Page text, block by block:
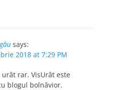
says:
2018 at 7:29 PM
rar. VisUrât este
blogul bolnăvior.